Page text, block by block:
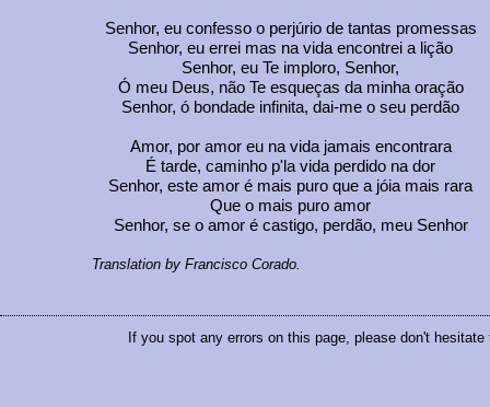
Senhor, eu confesso o perjúrio de tantas promessas
Senhor, eu errei mas na vida encontrei a lição
Senhor, eu Te imploro, Senhor,
Ó meu Deus, não Te esqueças da minha oração
Senhor, ó bondade infinita, dai-me o seu perdão
Amor, por amor eu na vida jamais encontrara
É tarde, caminho p'la vida perdido na dor
Senhor, este amor é mais puro que a jóia mais rara
Que o mais puro amor
Senhor, se o amor é castigo, perdão, meu Senhor
Translation by Francisco Corado.
If you spot any errors on this page, please don't